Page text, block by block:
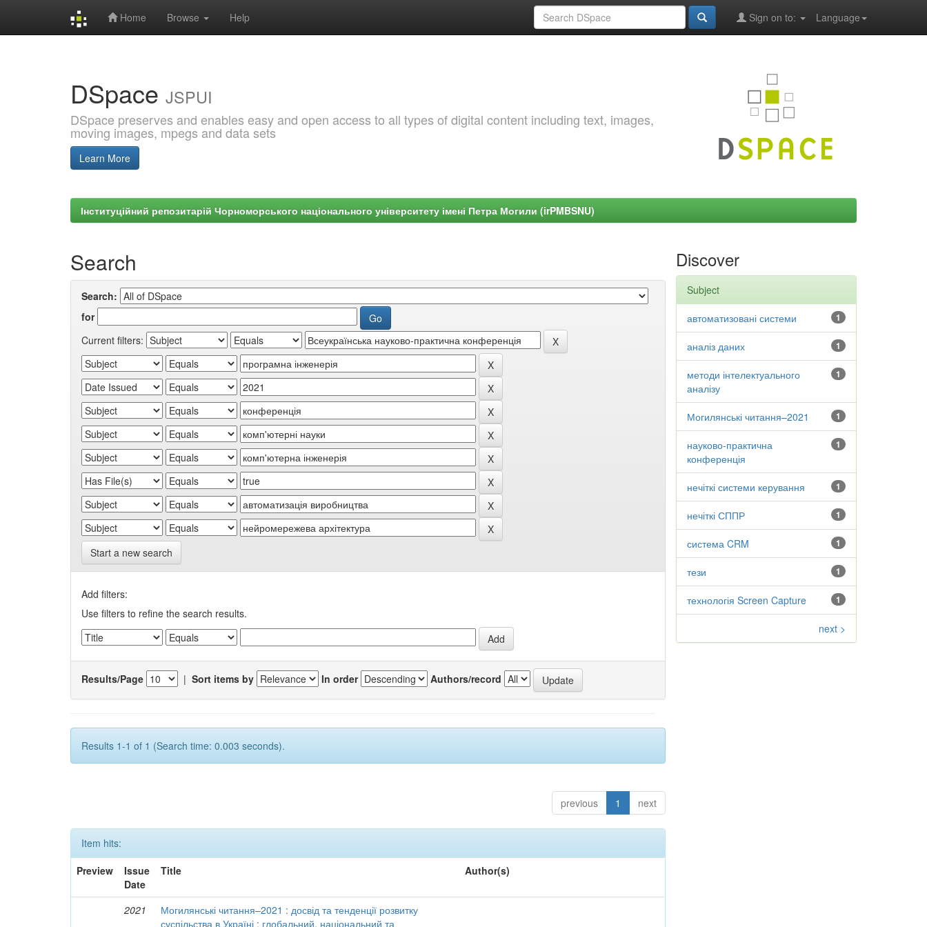
Home Browse Help Language
Sign on to:
DSpace JSPUI
DSpace preserves and enables easy and open access to all types of digital content including text, images,
moving images, mpegs and data sets
Learn More
Інституційний репозитарій Чорноморського національного університету імені Петра Могили (irPMBSNU)
Search
Search:
for
Current filters:
Start a new search
Add filters:
Use filters to refine the search results.
Results/Page | Sort items by In order Authors/record
Results 1-1 of 1 (Search time: 0.003 seconds).
previous 1 next
Item hits:
Preview
Issue
Date
Title Author(s)
2021
Могилянські читання–2021 : досвід та тенденції розвитку
суспільства в Україні : глобальний, національний та
Discover
Subject
1
автоматизовані системи
1
аналіз даних
1
методи інтелектуального
аналізу
1
Могилянські читання–2021
1
науково-практична
конференція
1
нечіткі системи керування
1
нечіткі СППР
1
система CRM
1
тези
1
технологія Screen Capture
next >